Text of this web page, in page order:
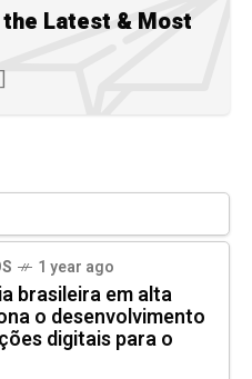
Latest & Most
1 year ago
brasileira em alta
o desenvolvimento
digitais para o